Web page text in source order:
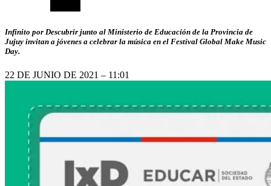
Infinito por Descubrir junto al Ministerio de Educación de la Provincia de
Jujuy invitan a jóvenes a celebrar la música en el Festival Global Make Music
Day.
22 DE JUNIO DE 2021 – 11:01